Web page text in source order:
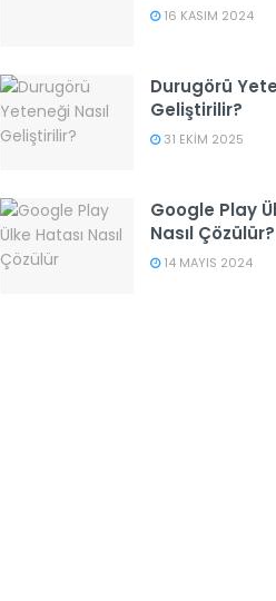
16 KASIM 2024
Durugörü
Geliştirilir?
31 EKIM 2025
Google Play
Nasıl Çözülür?
14 MAYIS 2024